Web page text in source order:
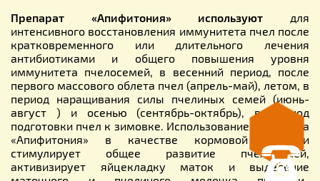
Препарат «Апифитония»
используют для
интенсивного восстановления иммунитета пчел после
кратковременного или длительного лечения
антибиотиками и общего повышения уровня
иммунитета пчелосемей, в весенний период, после
первого массового облета пчел (апрель-май), летом, в
период наращивания силы пчелиных семей (июнь-
август ) и осенью (сентябрь-октябрь), в период
подготовки пчел к зимовке. Использование препарата
«Апифитония» в качестве кормовой добавки
стимулирует общее развитие пчелосемей,
активизирует яйцекладку маток и выделение